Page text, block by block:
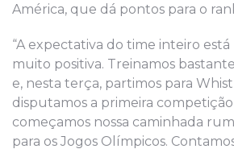
América, que dá pontos para o
“A expectativa do time inteiro
muito positiva. Treinamos
e, nesta terça, partimos para
disputamos a primeira
começamos nossa caminhada
para os Jogos Olímpicos.